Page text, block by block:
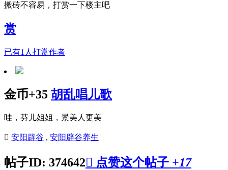
搬砖不容易，打赏一下楼主吧
赏
已有1 人打赏作者
金币+35 胡乱唱儿歌
哇，芬儿姐姐，景美人更美
 安阳辟谷 , 安阳辟谷养生
帖子ID: 374642 点赞这个帖子 +17